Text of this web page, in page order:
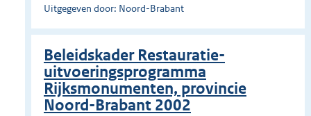
Uitgegeven door: Noord-Brabant
Beleidskader Restauratie-
uitvoeringsprogramma
Rijksmonumenten, provincie
Noord-Brabant 2002